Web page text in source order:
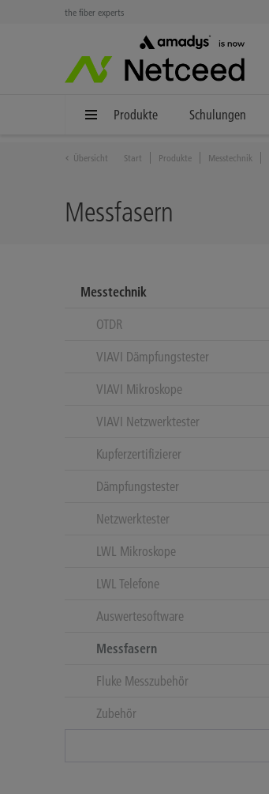
the fiber experts
Produkte Schulungen
Übersicht Start Produkte Messtechnik
Messfasern
Messtechnik
OTDR
VIAVI Dämpfungstester
VIAVI Mikroskope
VIAVI Netzwerktester
Kupferzertifizierer
Dämpfungstester
Netzwerktester
LWL Mikroskope
LWL Telefone
Auswertesoftware
Messfasern
Fluke Messzubehör
Zubehör